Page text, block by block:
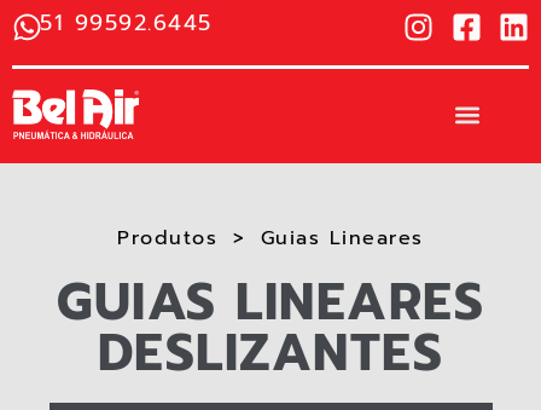
51 99592.6445
Produtos Guias Lineares
GUIAS LINEARES
DESLIZANTES